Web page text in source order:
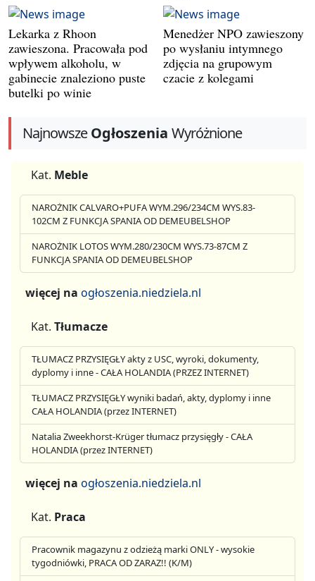
Lekarka z Rhoon
zawieszona. Pracowała pod
wpływem alkoholu, w
gabinecie znaleziono puste
butelki po winie
Menedżer NPO zawieszony
po wysłaniu intymnego
zdjęcia na grupowym
czacie z kolegami
NajnowszeOgłoszenia Wyróżnione
Kat. Meble
NAROŻNIK CALVARO+PUFA WYM.296/234CM WYS.83-
102CM Z FUNKCJA SPANIA OD DEMEUBELSHOP
NAROŻNIK LOTOS WYM.280/230CM WYS.73-87CM Z
FUNKCJA SPANIA OD DEMEUBELSHOP
więcej na ogłoszenia.niedziela.nl
Kat. Tłumacze
TŁUMACZ PRZYSIĘGŁY akty z USC, wyroki, dokumenty,
dyplomy i inne - CAŁA HOLANDIA (PRZEZ INTERNET)
TŁUMACZ PRZYSIĘGŁY wyniki badań, akty, dyplomy i inne
CAŁA HOLANDIA (przez INTERNET)
Natalia Zweekhorst-Krüger tłumacz przysięgły - CAŁA
HOLANDIA (przez INTERNET)
więcej na ogłoszenia.niedziela.nl
Kat. Praca
Pracownik magazynu z odzieżą marki ONLY - wysokie
tygodniówki, PRACA OD ZARAZ!! (K/M)